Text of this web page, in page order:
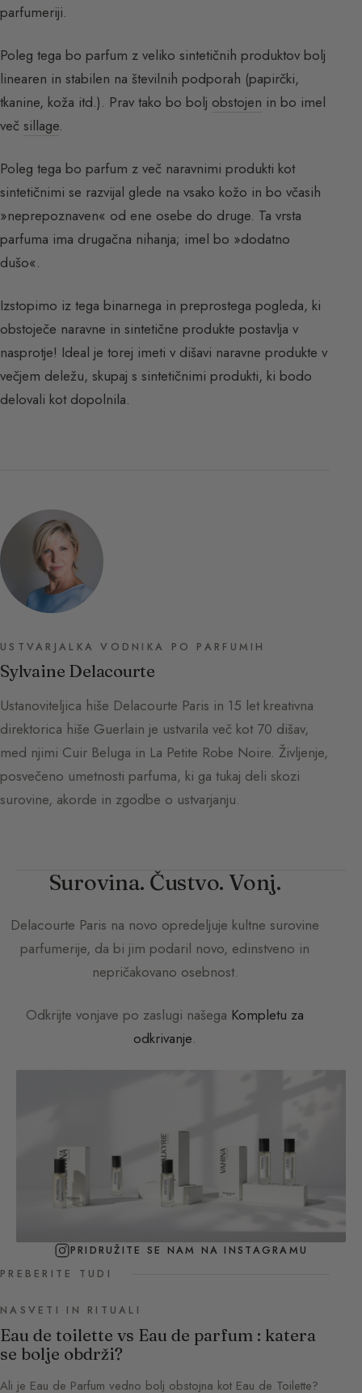
parfumeriji.
Poleg tega bo parfum z veliko sintetičnih produktov bolj
linearen in stabilen na številnih podporah (papirčki,
tkanine, koža itd.). Prav tako bo bolj obstojen in bo imel
več sillage.
Poleg tega bo parfum z več naravnimi produkti kot
sintetičnimi se razvijal glede na vsako kožo in bo včasih
»neprepoznaven« od ene osebe do druge. Ta vrsta
parfuma ima drugačna nihanja; imel bo »dodatno
dušo«.
Izstopimo iz tega binarnega in preprostega pogleda, ki
obstoječe naravne in sintetične produkte postavlja v
nasprotje! Ideal je torej imeti v dišavi naravne produkte v
večjem deležu, skupaj s sintetičnimi produkti, ki bodo
delovali kot dopolnila.
USTVARJALKA VODNIKA PO PARFUMIH
Sylvaine Delacourte
Ustanoviteljica hiše Delacourte Paris in 15 let kreativna
direktorica hiše Guerlain je ustvarila več kot 70 dišav,
med njimi Cuir Beluga in La Petite Robe Noire. Življenje,
posvečeno umetnosti parfuma, ki ga tukaj deli skozi
surovine, akorde in zgodbe o ustvarjanju.
Surovina. Čustvo. Vonj.
Delacourte Paris na novo opredeljuje kultne surovine
parfumerije, da bi jim podaril novo, edinstveno in
nepričakovano osebnost.
Odkrijte vonjave po zaslugi našega Kompletu za
odkrivanje.
PRIDRUŽITE SE NAM NA INSTAGRAMU
PREBERITE TUDI
NASVETI IN RITUALI
Eau de toilette vs Eau de parfum : katera
se bolje obdrži?
Ali je Eau de Parfum vedno bolj obstojna kot Eau de Toilette?